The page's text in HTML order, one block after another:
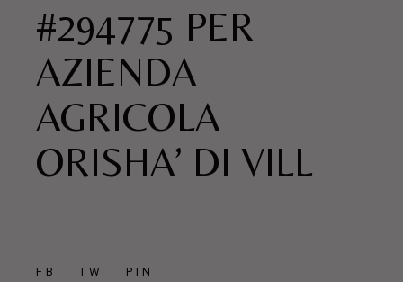
#294775 PER
AZIENDA
AGRICOLA
ORISHA’ DI VILL
FB TW PIN